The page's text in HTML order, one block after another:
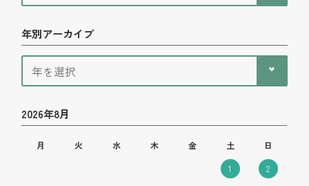
年別アーカイブ
2026年8月
月 火 水 木 金 土 日
1 2